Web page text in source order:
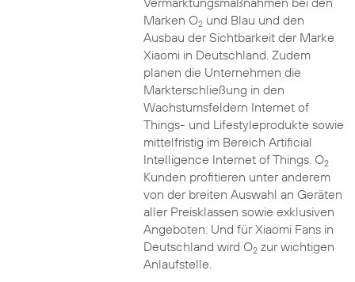
Marken O2und Blau und den
Ausbau der Sichtbarkeit der Marke
Xiaomi in Deutschland. Zudem
planen die Unternehmen die
Markterschließung in den
Wachstumsfeldern Internet of
Things- und Lifestyleprodukte sowie
mittelfristig im Bereich Artificial
Intelligence Internet of Things. O2
Kunden profitieren unter anderem
von der breiten Auswahl an Geräten
aller Preisklassen sowie exklusiven
Angeboten. Und für Xiaomi Fans in
Deutschland wird O2zur wichtigen
Anlaufstelle.